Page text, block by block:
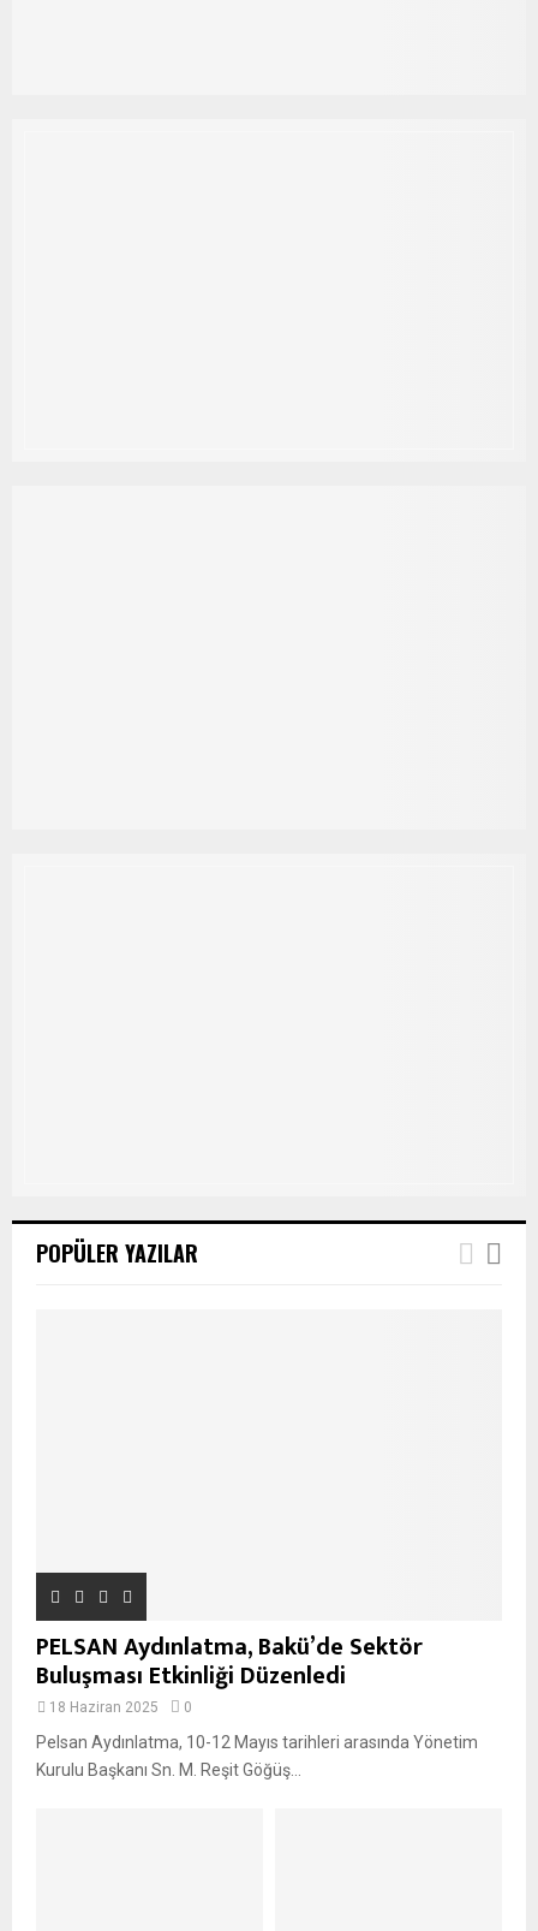
POPÜLER YAZILAR
PELSAN Aydınlatma, Bakü’de Sektör
Buluşması Etkinliği Düzenledi
18 Haziran 2025 0
Pelsan Aydınlatma, 10-12 Mayıs tarihleri arasında Yönetim
Kurulu Başkanı Sn. M. Reşit Göğüş...